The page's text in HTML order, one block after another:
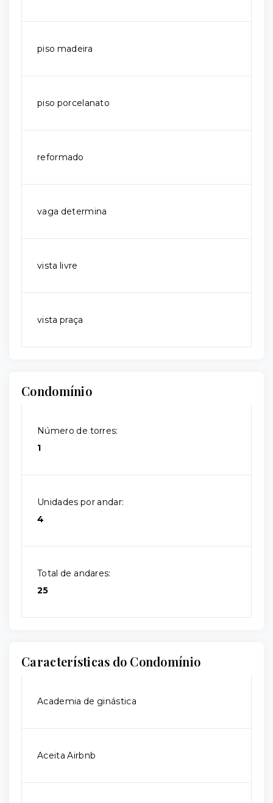
piso madeira
piso porcelanato
reformado
vaga determina
vista livre
vista praça
Condomínio
Número de torres:
1
Unidades por andar:
4
Total de andares:
25
Características do Condomínio
Academia de ginástica
Aceita Airbnb